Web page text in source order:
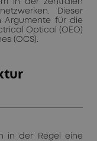
in der zentralen
Dieser
Argumente für die
Optical (OEO)
(OCS).
in der Regel eine